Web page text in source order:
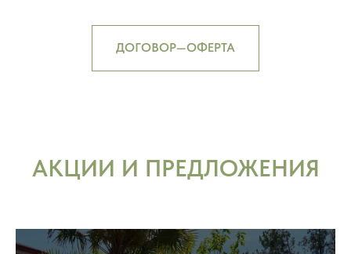
ДОГОВОР—ОФЕРТА
АКЦИИ И ПРЕДЛОЖЕНИЯ